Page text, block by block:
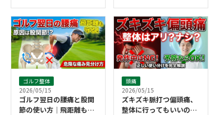
処置ガイド
い巻き方
ゴルフ整体
2026/05/15
ゴルフ翌日の腰痛と股関
節の使い方｜飛距離も守
頭痛
2026/05/15
ズキズキ脈打つ偏頭痛、
整体に行ってもいいの？